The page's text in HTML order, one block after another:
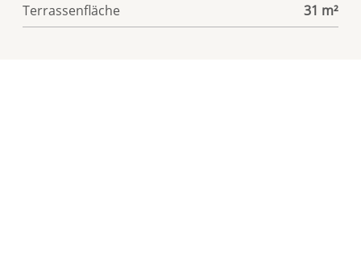
Terrassenfläche
31 m²